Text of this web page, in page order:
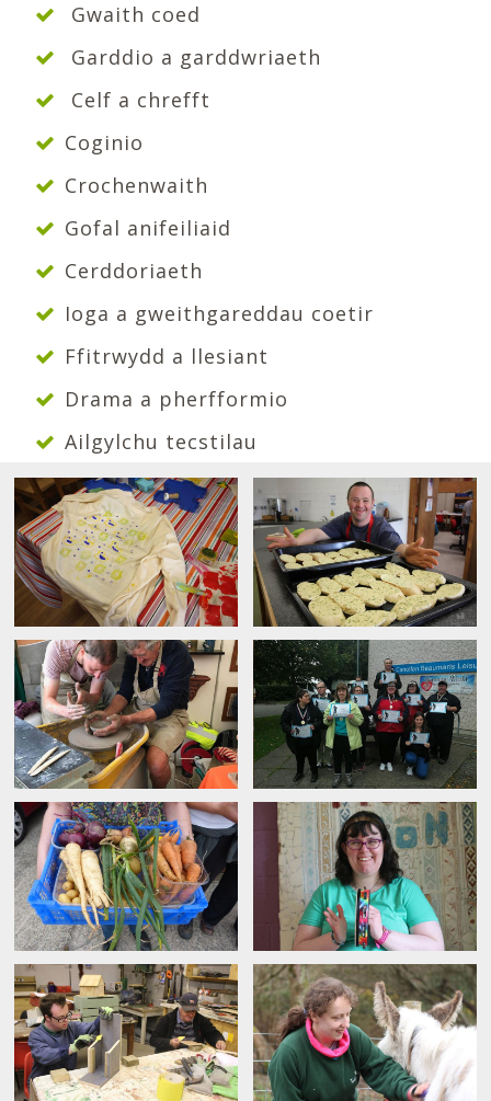
Gwaith coed
Garddio a garddwriaeth
Celf a chrefft
Coginio
Crochenwaith
Gofal anifeiliaid
Cerddoriaeth
Ioga a gweithgareddau coetir
Ffitrwydd a llesiant
Drama a pherfformio
Ailgylchu tecstilau